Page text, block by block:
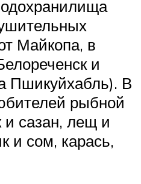
Майкопа, в
и
Пшикуйхабль). В
рыбной
и сазан, лещ и
и сом, карась,